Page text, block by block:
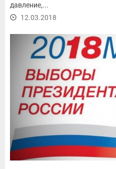
давление,...
12.03.2018